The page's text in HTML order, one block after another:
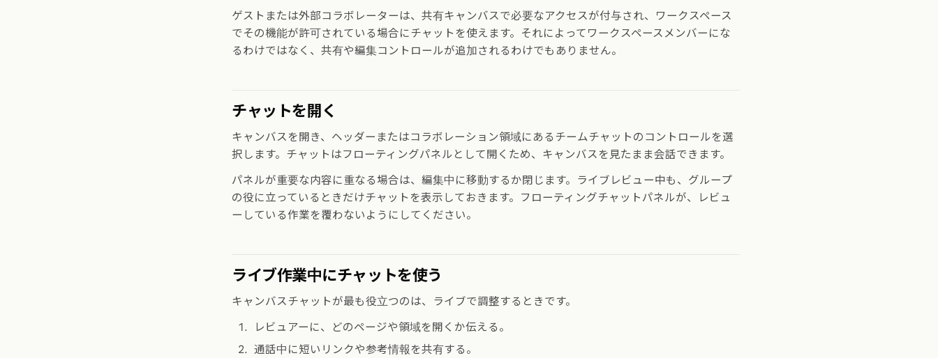
ゲストまたは外部コラボレーターは、共有キャンバスで必要なアクセスが付与され、ワークスペース
でその機能が許可されている場合にチャットを使えます。それによってワークスペースメンバーにな
るわけではなく、共有や編集コントロールが追加されるわけでもありません。
チャットを開く
キャンバスを開き、ヘッダーまたはコラボレーション領域にあるチームチャットのコントロールを選
択します。チャットはフローティングパネルとして開くため、キャンバスを見たまま会話できます。
パネルが重要な内容に重なる場合は、編集中に移動するか閉じます。ライブレビュー中も、グループ
の役に立っているときだけチャットを表示しておきます。フローティングチャットパネルが、レビュ
ーしている作業を覆わないようにしてください。
ライブ作業中にチャットを使う
キャンバスチャットが最も役立つのは、ライブで調整するときです。
レビュアーに、どのページや領域を開くか伝える。
通話中に短いリンクや参考情報を共有する。